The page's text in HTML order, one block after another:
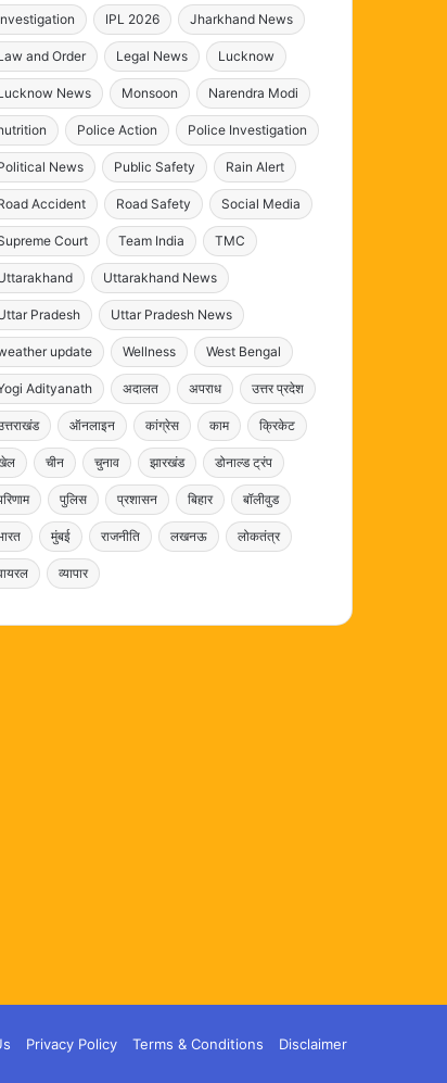
IPL 2026 Jharkhand News
and Order Legal News Lucknow
News Monsoon Narendra Modi
Police Action Police Investigation
News Public Safety Rain Alert
Accident Road Safety Social Media
Court Team India TMC
Uttarakhand News
Pradesh Uttar Pradesh News
update Wellness West Bengal
Adityanath अदालत अपराध उत्तर प्रदेश
ऑनलाइन कांग्रेस काम क्रिकेट
चीन चुनाव झारखंड डोनाल्ड ट्रंप
पुलिस प्रशासन बिहार बॉलीवुड
मुंबई राजनीति लखनऊ लोकतंत्र
व्यापार
Privacy Policy Terms & Conditions Disclaimer